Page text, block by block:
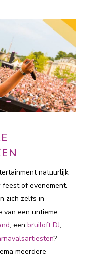
natuurlijk
of evenement.
zich zelfs in
van een untieme
, een bruiloft DJ,
?
meerdere